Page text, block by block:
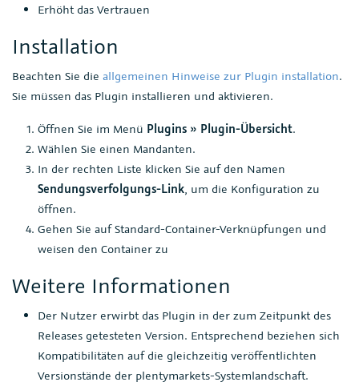
Erhöht das Vertrauen
Installation
Beachten Sie die allgemeinen Hinweise zur Plugin installation.
Sie müssen das Plugin installieren und aktivieren.
Öffnen Sie im Menü Plugins » Plugin-Übersicht.
Wählen Sie einen Mandanten.
In der rechten Liste klicken Sie auf den Namen
Sendungsverfolgungs-Link, um die Konfiguration zu
öffnen.
Gehen Sie auf Standard-Container-Verknüpfungen und
weisen den Container zu
Weitere Informationen
Der Nutzer erwirbt das Plugin in der zum Zeitpunkt des
Releases getesteten Version. Entsprechend beziehen sich
Kompatibilitäten auf die gleichzeitig veröffentlichten
Versionstände der plentymarkets-Systemlandschaft.